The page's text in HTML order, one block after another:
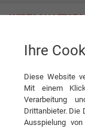
Savognin
Interview
DIESEN
Ihre
Diese Website
Mit einem
Verarbeitung
Drittanbieter. Die
Ausspielung